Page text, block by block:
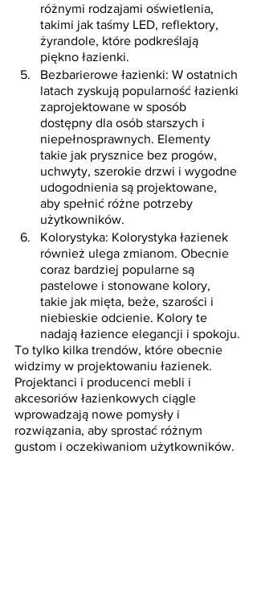
różnymi rodzajami oświetlenia,
takimi jak taśmy LED, reflektory,
żyrandole, które podkreślają
piękno łazienki.
Bezbarierowe łazienki: W ostatnich
latach zyskują popularność łazienki
zaprojektowane w sposób
dostępny dla osób starszych i
niepełnosprawnych. Elementy
takie jak prysznice bez progów,
uchwyty, szerokie drzwi i wygodne
udogodnienia są projektowane,
aby spełnić różne potrzeby
użytkowników.
Kolorystyka: Kolorystyka łazienek
również ulega zmianom. Obecnie
coraz bardziej popularne są
pastelowe i stonowane kolory,
takie jak mięta, beże, szarości i
niebieskie odcienie. Kolory te
nadają łazience elegancji i spokoju.
To tylko kilka trendów, które obecnie
widzimy w projektowaniu łazienek.
Projektanci i producenci mebli i
akcesoriów łazienkowych ciągle
wprowadzają nowe pomysły i
rozwiązania, aby sprostać różnym
gustom i oczekiwaniom użytkowników.